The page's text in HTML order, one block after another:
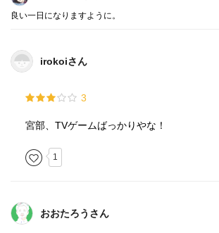
ンツに本として金を払う価値があるかど
るため、自分にとっては「宮部みゆきの
ただ、今のところ自分は、大沢在昌は新宿
真面目な読者ですので、このお二人のエ
と読むのが辛いと思っています。あ、京
良い一日になりますように。
irokoiさん
3
宮部、TVゲームばっかりやな！
1
おおたろうさん